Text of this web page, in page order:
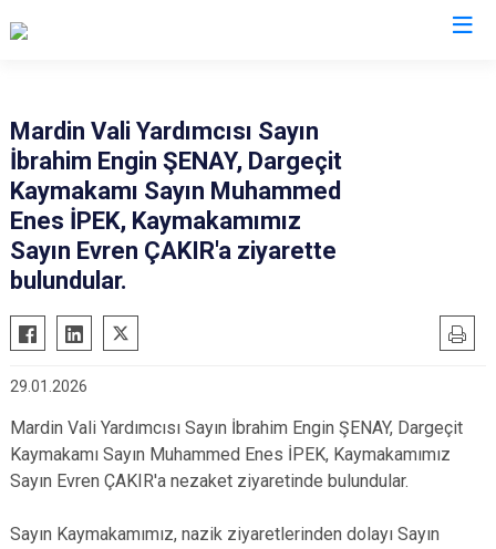
Dargeçit
Derik
Kızıltepe
Mazıdağı
Midyat
Nusaybin
Savur
Mardin Vali Yardımcısı Sayın
İbrahim Engin ŞENAY, Dargeçit
Kaymakamı Sayın Muhammed
Enes İPEK, Kaymakamımız
Sayın Evren ÇAKIR'a ziyarette
bulundular.
29.01.2026
Mardin Vali Yardımcısı Sayın İbrahim Engin ŞENAY, Dargeçit
Kaymakamı Sayın Muhammed Enes İPEK, Kaymakamımız
Sayın Evren ÇAKIR'a nezaket ziyaretinde bulundular.
Sayın Kaymakamımız, nazik ziyaretlerinden dolayı Sayın